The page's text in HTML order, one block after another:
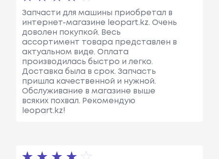
Запчасти для машины приобретал в
интернет-магазине leopart.kz. Очень
доволен покупкой. Весь
ассортимент товара представлен в
актуальном виде. Оплата
производилась быстро и легко.
Доставка была в срок. Запчасть
пришла качественной и нужной.
Обслуживание в магазине выше
всяких похвал. Рекомендую
leopart.kz!